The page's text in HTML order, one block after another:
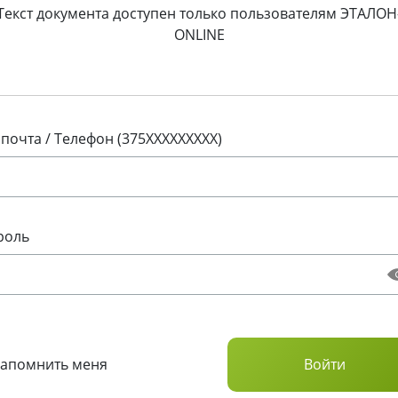
документа доступен только пользователям
ONLINE
/ Телефон (375XXXXXXXXX)
меня